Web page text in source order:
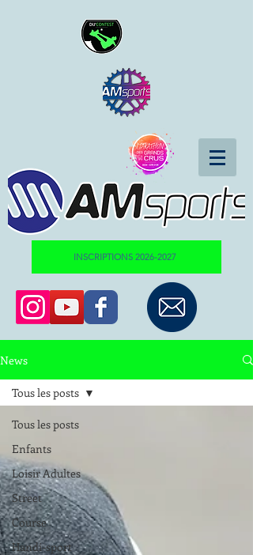
INSCRIPTIONS 2026-2027
News
Tous les posts
Enfants
Loisir Adultes
Street
Course
Handi-sport
Tous les posts